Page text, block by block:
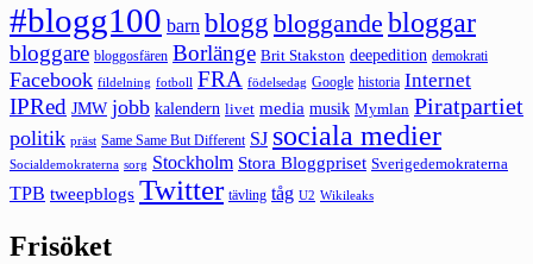
#blogg100 barn blogg bloggande bloggar
bloggare bloggosfären Borlänge Brit Stakston deepedition demokrati
Facebook fildelning fotboll FRA födelsedag Google historia Internet
IPRed JMW jobb kalendern livet media musik Mymlan Piratpartiet
politik präst Same Same But Different SJ sociala medier
Socialdemokraterna sorg Stockholm Stora Bloggpriset Sverigedemokraterna
TPB tweepblogs Twitter tävling tåg U2 Wikileaks
Frisöket